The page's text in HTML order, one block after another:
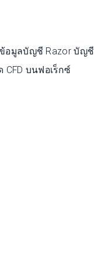
ข้อมูลบัญชี Razor บัญชี
CFD บนฟอเร็กซ์